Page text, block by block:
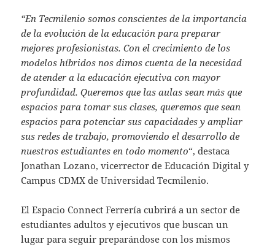
“En Tecmilenio somos conscientes de la importancia
de la evolución de la educación para preparar
mejores profesionistas. Con el crecimiento de los
modelos híbridos nos dimos cuenta de la necesidad
de atender a la educación ejecutiva con mayor
profundidad. Queremos que las aulas sean más que
espacios para tomar sus clases, queremos que sean
espacios para potenciar sus capacidades y ampliar
sus redes de trabajo, promoviendo el desarrollo de
nuestros estudiantes en todo momento“, destaca
Jonathan Lozano, vicerrector de Educación Digital y
Campus CDMX de Universidad Tecmilenio.
El Espacio Connect Ferrería cubrirá a un sector de
estudiantes adultos y ejecutivos que buscan un
lugar para seguir preparándose con los mismos